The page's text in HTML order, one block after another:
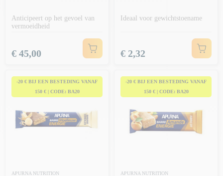
Anticipeert op het gevoel van
vermoeidheid
Prijs
€ 45,00
Ideaal voor gewichtstoename
Prijs
€ 2,32
-20 € BIJ EEN BESTEDING VANAF
150 € | CODE: BA20
APURNA NUTRITION
-20 € BIJ EEN BESTEDING VANAF
150 € | CODE: BA20
APURNA NUTRITION